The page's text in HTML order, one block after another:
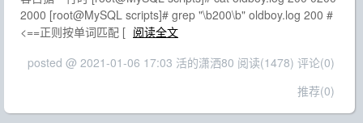
2000 [root@MySQL scripts]# grep "\b200\b" oldboy.log 200 #
<==正则按单词匹配 [ 阅读全文
posted @ 2021-01-06 17:03 活的潇洒80 阅读(1478) 评论(0)
推荐(0)